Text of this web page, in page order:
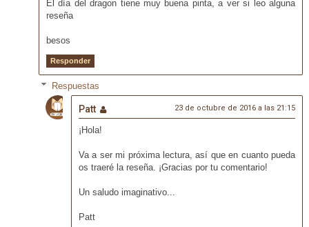
El día del dragon tiene muy buena pinta, a ver si leo alguna
reseña
besos
Responder
Respuestas
Patt 23 de octubre de 2016 a las 21:15
¡Hola!
Va a ser mi próxima lectura, así que en cuanto pueda
os traeré la reseña. ¡Gracias por tu comentario!
Un saludo imaginativo...
Patt